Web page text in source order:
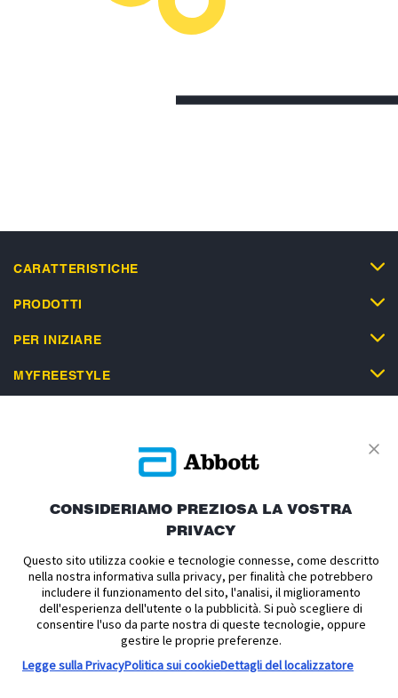
CARATTERISTICHE
PRODOTTI
PER INIZIARE
MYFREESTYLE
Condizioni d'uso
Politica sui cookie
Dichiarazione di accessibilità
Informativa sul Data Act
Cookie Preferenze
FreeStyle Libre 2, FreeStyle Libre 2 Plus, FreeStyle Libre 3, FreeStyle Libre 3
Plus, FreeStyle LibreLink e LibreView sono dispositivi medici CE 2797.
Leggere attentamente le avvertenze e le istruzioni per l'uso. L’involucro del
sensore, FreeStyle, Libre, e i marchi correlati sono marchi di Abbott.
CONSIDERIAMO PREZIOSA LA VOSTRA
PRIVACY
Questo sito utilizza cookie e tecnologie connesse, come descritto
nella nostra informativa sulla privacy, per finalità che potrebbero
includere il funzionamento del sito, l'analisi, il miglioramento
dell'esperienza dell'utente o la pubblicità. Si può scegliere di
consentire l'uso da parte nostra di queste tecnologie, oppure
gestire le proprie preferenze.
Legge sulla PrivacyPolitica sui cookieDettagli del localizzatore